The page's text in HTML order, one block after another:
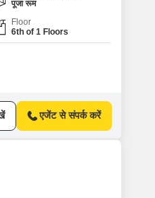
पूजा रूम
Floor
6th of 1 Floors
एजेंट से संपर्क करें